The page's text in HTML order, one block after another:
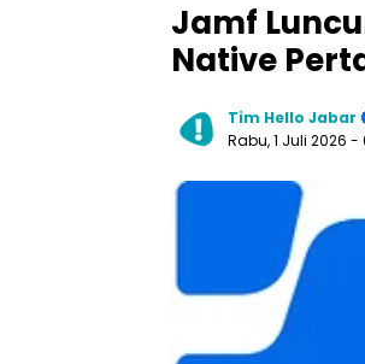
Jamf
Native
Tim Hello Jabar
Rabu, 1 Juli 2026 -